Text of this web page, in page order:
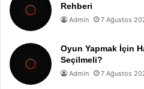
Rehberi
Admin 7 Ağustos
Oyun Yapmak İçin
Seçilmeli?
Admin 7 Ağustos